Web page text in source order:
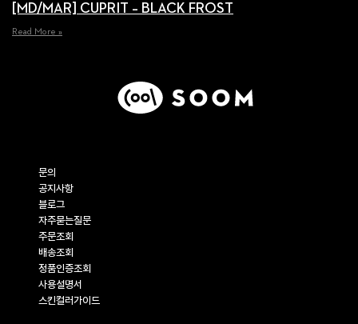
[MD/MAR] CUPRIT – BLACK FROST
Read More »
문의
공지사항
블로그
자주묻는질문
주문조회
배송조회
정품인증조회
사용설명서
스킨컬러가이드